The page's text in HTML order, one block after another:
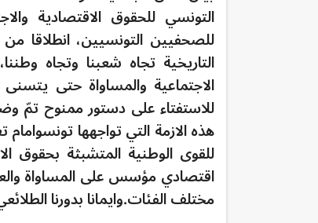
التونسي للحقوق الاقتصادية
للصحفيين التونسيين، انطلاقا من
التاريخية تجاه شعبنا وتجاه
الاجتماعية والمساواة حتى
للاستفتاء على دستور ممنوح تمّ
هذه الازمة التي تواجهها
للقوى الوطنية المتشبثة بحقوق
اقتصادي مؤسس على المساواة
مختلف الفئات.وايمانا بدورنا